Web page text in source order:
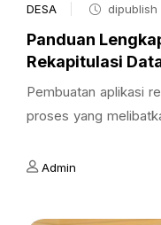
DESA
Panduan
Rekapitulasi
Pembuatan aplikasi
proses yang
Admin